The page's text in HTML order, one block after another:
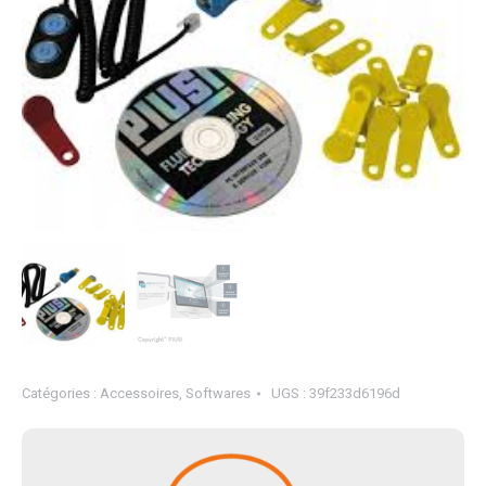
Catégories : Accessoires, Softwares UGS : 39f233d6196d